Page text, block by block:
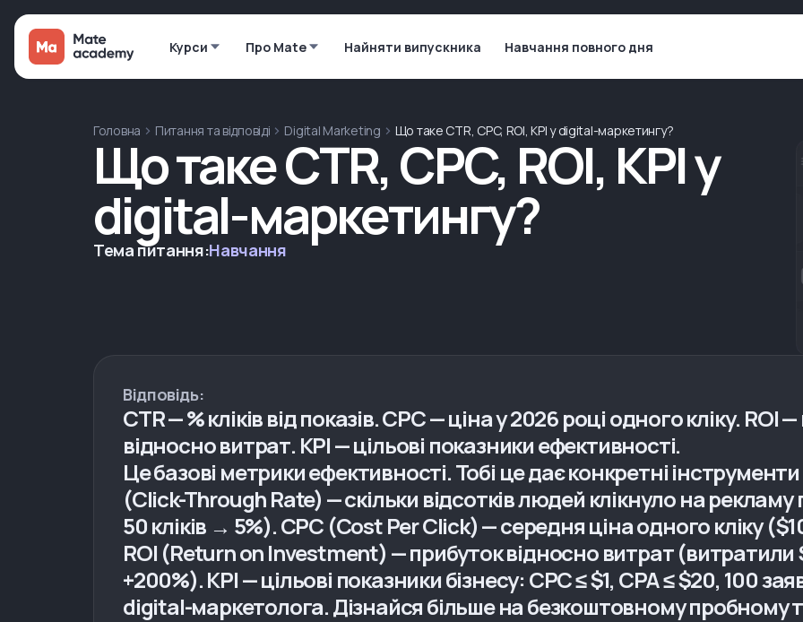
Курси Про Mate Найняти випускника Навчання повного дня
Головна Питання та відповіді Digital Marketing Що таке CTR, CPC, ROI, KPI у digital-маркетингу?
Що таке CTR, CPC, ROI, KPI у
digital-маркетингу?
Тема питання:Навчання
Відповідь:
CTR — % кліків від показів. CPC — ціна у 2026 році одного кліку. ROI
відносно витрат. KPI — цільові показники ефективності.
Це базові метрики ефективності. Тобі це дає конкретні
(Click-Through Rate) — скільки відсотків людей клікнуло на рекламу
50 кліків → 5%). CPC (Cost Per Click) — середня ціна одного кліку
ROI (Return on Investment) — прибуток відносно витрат
+200%). KPI — цільові показники бізнесу: CPC ≤ $1, CPA ≤ $20, 100
digital-маркетолога. Дізнайся більше на безкоштовному пробному